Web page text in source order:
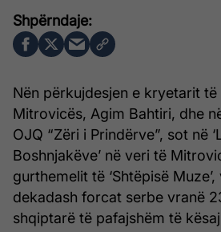
Nën përkujdesjen e kryetarit
Mitrovicës, Agim Bahtiri, dhe
OJQ “Zëri i Prindërve”, sot në
Boshnjakëve’ në veri të
gurthemelit të ‘Shtëpisë
dekadash forcat serbe vranë
shqiptarë të pafajshëm të